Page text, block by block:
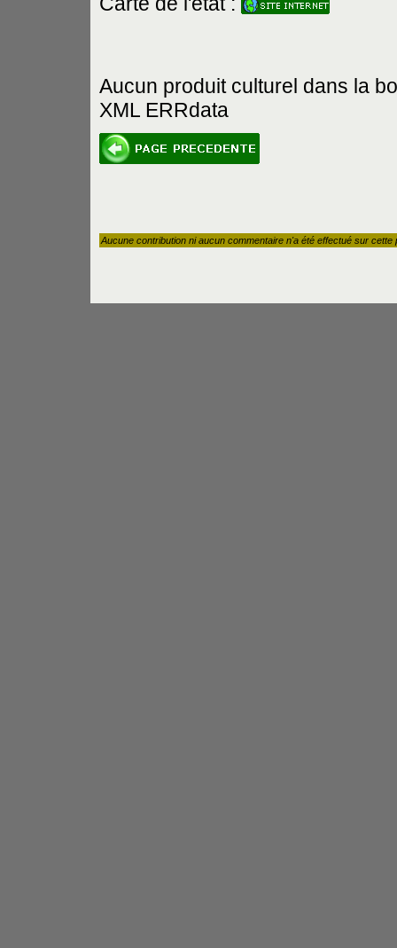
Aucun produit culturel dans la
XML ERRdata
Aucune contribution ni aucun commentaire n'a été effectué sur cette